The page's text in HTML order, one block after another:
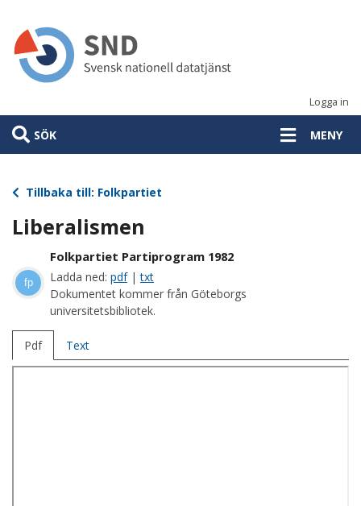
huvudinnehåll
Logga in
SÖK MENY
Tillbaka till: Folkpartiet
Liberalismen
fp
Folkpartiet Partiprogram 1982
Ladda ned: pdf|txt
Dokumentet kommer från Göteborgs
universitetsbibliotek.
Pdf Text